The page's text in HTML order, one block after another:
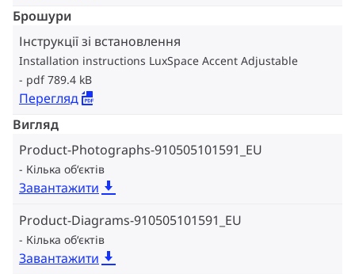
Брошури
Інструкції зі встановлення
Installation instructions LuxSpace Accent Adjustable
pdf 789.4 kB
Перегляд
Вигляд
Product-Photographs-910505101591_EU
Кілька об‘єктів
Завантажити
Product-Diagrams-910505101591_EU
Кілька об‘єктів
Завантажити